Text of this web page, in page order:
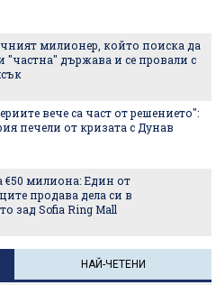
милионер, който поиска да
"частна" държава и се провали с
вече са част от решението":
печели от кризата с Дунав
€50 милиона: Един от
продава дела си в
зад Sofia Ring Mall
НАЙ-ЧЕТЕНИ